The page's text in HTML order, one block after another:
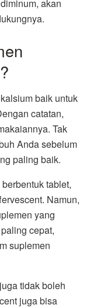
akan
baik untuk
catatan,
Tak
Anda sebelum
paling baik.
tablet,
Namun,
yang
cepat,
suplemen
tidak boleh
juga bisa